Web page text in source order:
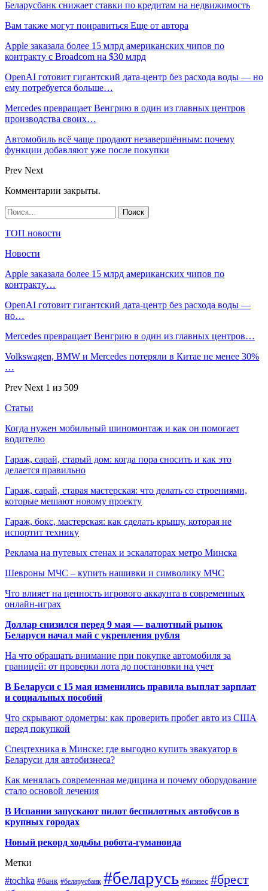
Беларусбанк снижает ставки по кредитам на недвижимость
Вам также могут понравиться Еще от автора
Apple заказала более 15 млрд американских чипов по
контракту с Broadcom на $30 млрд
OpenAI готовит гигантский дата-центр без расхода воды — но
ему потребуется больше…
Mercedes превращает Венгрию в один из главных центров
производства своих…
Автомобиль всё чаще продают незавершённым: почему
функции добавляют уже после покупки
Prev Next
Комментарии закрыты.
ТОП новости
Новости
Apple заказала более 15 млрд американских чипов по
контракту…
OpenAI готовит гигантский дата-центр без расхода воды —
но…
Mercedes превращает Венгрию в один из главных центров…
Volkswagen, BMW и Mercedes потеряли в Китае не менее 30%
…
Prev Next 1 из 509
Статьи
Когда нужен мобильный шиномонтаж и как он помогает
водителю
Гараж, сарай, старый дом: когда пора сносить и как это
делается правильно
Гараж, сарай, старая мастерская: что делать со строениями,
которые мешают новому проекту
Гараж, бокс, мастерская: как сделать крышу, которая не
испортит технику
Реклама на путевых стенах и эскалаторах метро Минска
Шевроны МЧС – купить нашивки и символику МЧС
Что влияет на ценность игрового аккаунта в современных
онлайн-играх
Доллар снизился перед 9 мая — валютный рынок
Беларуси начал май с укрепления рубля
На что обращать внимание при покупке автомобиля за
границей: от проверки лота до постановки на учет
В Беларуси с 15 мая изменились правила выплат зарплат
и социальных пособий
Что скрывают одометры: как проверить пробег авто из США
перед покупкой
Спецтехника в Минске: где выгодно купить эвакуатор в
Беларуси для автобизнеса?
Как менялась современная медицина и почему оборудование
стало основой лечения
В Испании запускают пилот беспилотных автобусов в
крупных городах
Новый рекорд ходьбы робота-гуманоида
Метки
#tochka #банк #беларусбанк #беларусь #бизнес #брест